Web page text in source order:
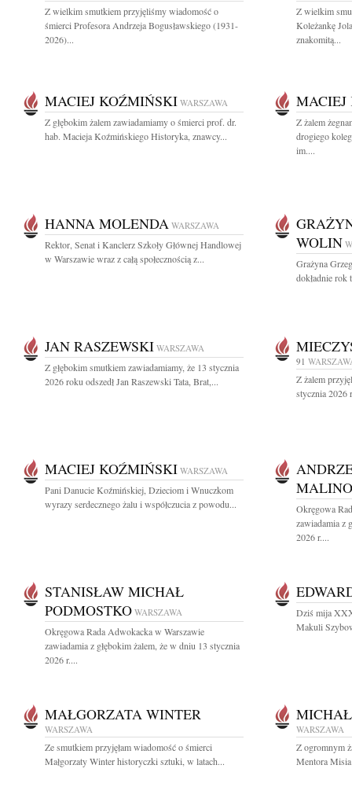
Z wielkim smutkiem przyjęliśmy wiadomość o
śmierci Profesora Andrzeja Bogusławskiego (1931-
2026)...
Z wielkim
Koleżankę
znakomitą...
MACIEJ KOŹMIŃSKI WARSZAWA
Z głębokim żalem zawiadamiamy o śmierci prof. dr.
hab. Macieja Koźmińskiego Historyka, znawcy...
Z żalem
drogiego
im....
HANNA MOLENDA WARSZAWA
Rektor, Senat i Kanclerz Szkoły Głównej Handlowej
w Warszawie wraz z całą społecznością z...
WOLIN
Grażyna
dokładnie rok
JAN RASZEWSKI WARSZAWA
Z głębokim smutkiem zawiadamiamy, że 13 stycznia
2026 roku odszedł Jan Raszewski Tata, Brat,...
91
Z żalem
stycznia 2026
MACIEJ KOŹMIŃSKI WARSZAWA
Pani Danucie Koźmińskiej, Dzieciom i Wnuczkom
wyrazy serdecznego żalu i współczucia z powodu...
Okręgowa
zawiadamia z
2026 r....
STANISŁAW MICHAŁ
PODMOSTKO WARSZAWA
Okręgowa Rada Adwokacka w Warszawie
zawiadamia z głębokim żalem, że w dniu 13 stycznia
2026 r....
Dziś mija
Makuli
MAŁGORZATA WINTER
WARSZAWA
Ze smutkiem przyjęłam wiadomość o śmierci
Małgorzaty Winter historyczki sztuki, w latach...
WARSZAWA
Z ogromnym
Mentora